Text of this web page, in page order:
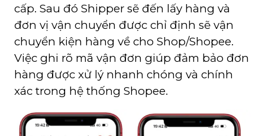
cấp. Sau đó Shipper sẽ đến lấy hàng và
đơn vị vận chuyển được chỉ định sẽ vận
chuyển kiện hàng về cho Shop/Shopee.
Việc ghi rõ mã vận đơn giúp đảm bảo đơn
hàng được xử lý nhanh chóng và chính
xác trong hệ thống Shopee.